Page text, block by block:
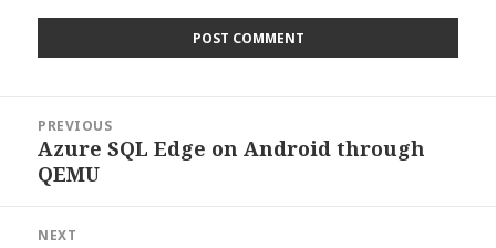
navigation
PREVIOUS
Previous
post:
Azure SQL Edge on Android through
QEMU
NEXT